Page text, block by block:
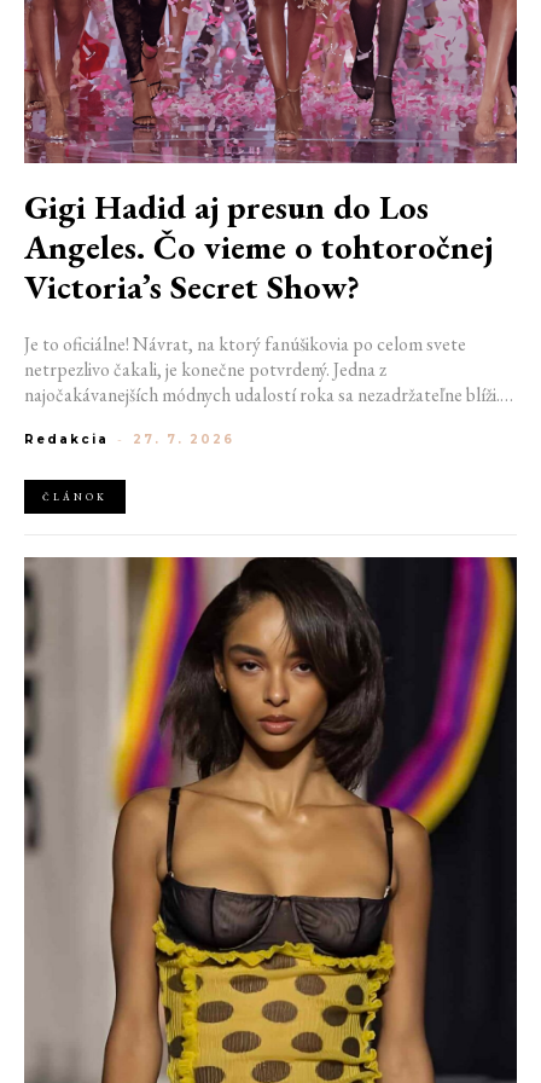
Gigi Hadid aj presun do Los
Angeles. Čo vieme o tohtoročnej
Victoria’s Secret Show?
Je to oficiálne! Návrat, na ktorý fanúšikovia po celom svete
netrpezlivo čakali, je konečne potvrdený. Jedna z
najočakávanejších módnych udalostí roka sa nezadržateľne blíži.
veľké novinky. Organizátori už prezradili miesto konania
prejde po ikonickom móle.
Redakcia - 27. 7. 2026
ČLÁNOK